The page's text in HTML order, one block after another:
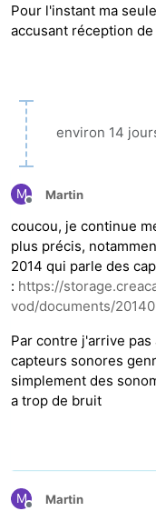
Pour l'instant ma
accusant réception de
environ 14
M
Hors-ligne
Martin
coucou, je continue
plus précis,
2014 qui parle des
: https://
vod/documents/
Par contre j'arrive
capteurs sonores
simplement des
a trop de bruit
M
Hors-ligne
Martin